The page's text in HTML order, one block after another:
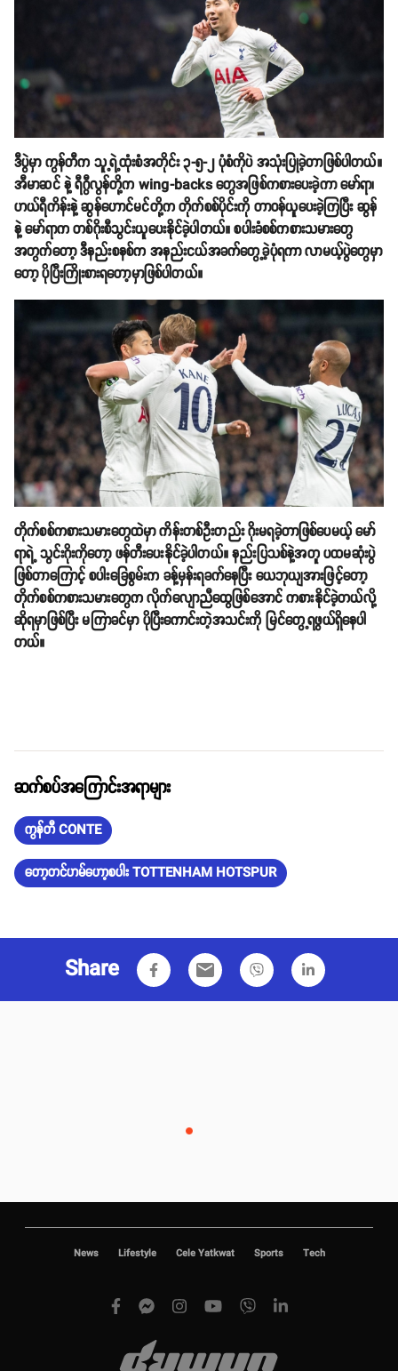
ဒီပွဲမှာ ကွန်တီက သူ့ရဲ့ထုံးစံအတိုင်း ၃-၅-၂ ပုံစံကိုပဲ အသုံးပြုခဲ့တာဖြစ်ပါတယ်။
အီမာဆင် နဲ့ ရီဂွီလွန်တို့က wing-backs တွေအဖြစ်ကစားပေးခဲ့ကာ မော်ရာ၊
ဟယ်ရီကိန်းနဲ့ ဆွန်ဟောင်မင်တို့က တိုက်စစ်ပိုင်းကို တာဝန်ယူပေးခဲ့ကြပြီး ဆွန်
နဲ့ မော်ရာက တစ်ဂိုးစီသွင်းယူပေးနိုင်ခဲ့ပါတယ်။ စပါးခံစစ်ကစားသမားတွေ
အတွက်တော့ ဒီနည်းစနစ်က အနည်းငယ်အခက်တွေ့ခဲ့ပုံရကာ လာမယ့်ပွဲတွေမှာ
တော့ ပိုပြီးကြိုးစားရတော့မှာဖြစ်ပါတယ်။
တိုက်စစ်ကစားသမားတွေထဲမှာ ကိန်းတစ်ဦးတည်း ဂိုးမရခဲ့တာဖြစ်ပေမယ့် မော်
ရာရဲ့ သွင်းဂိုးကိုတော့ ဖန်တီးပေးနိုင်ခဲ့ပါတယ်။ နည်းပြသစ်နဲ့အတူ ပထမဆုံးပွဲ
ဖြစ်တာကြောင့် စပါးခြေစွမ်းက ခန့်မှန်းရခက်နေပြီး ယေဘုယျအားဖြင့်တော့
တိုက်စစ်ကစားသမားတွေက လိုက်လျောညီထွေဖြစ်အောင် ကစားနိုင်ခဲ့တယ်လို့
ဆိုရမှာဖြစ်ပြီး မကြာခင်မှာ ပိုပြီးကောင်းတဲ့အသင်းကို မြင်တွေ့ရဖွယ်ရှိနေပါ
တယ်။
ဆက်စပ်အကြောင်းအရာများ
ကွန်တီ CONTE
တော့တင်ဟမ်ဟော့စပါး TOTTENHAM HOTSPUR
Share email
News Lifestyle Cele Yatkwat Sports Tech